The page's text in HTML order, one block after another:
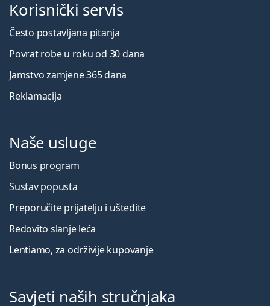
Korisnički servis
Često postavljana pitanja
Povrat robe u roku od 30 dana
Jamstvo zamjene 365 dana
Reklamacija
Naše usluge
Bonus program
Sustav popusta
Preporučite prijatelju i uštedite
Redovito slanje leća
Lentiamo, za održivije kupovanje
Savjeti naših stručnjaka